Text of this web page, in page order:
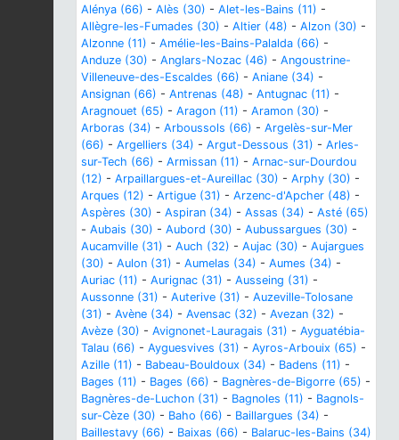
Alénya (66) - Alès (30) - Alet-les-Bains (11) -
Allègre-les-Fumades (30) - Altier (48) - Alzon (30) -
Alzonne (11) - Amélie-les-Bains-Palalda (66) -
Anduze (30) - Anglars-Nozac (46) - Angoustrine-
Villeneuve-des-Escaldes (66) - Aniane (34) -
Ansignan (66) - Antrenas (48) - Antugnac (11) -
Aragnouet (65) - Aragon (11) - Aramon (30) -
Arboras (34) - Arboussols (66) - Argelès-sur-Mer
(66) - Argelliers (34) - Argut-Dessous (31) - Arles-
sur-Tech (66) - Armissan (11) - Arnac-sur-Dourdou
(12) - Arpaillargues-et-Aureillac (30) - Arphy (30) -
Arques (12) - Artigue (31) - Arzenc-d'Apcher (48) -
Aspères (30) - Aspiran (34) - Assas (34) - Asté (65)
- Aubais (30) - Aubord (30) - Aubussargues (30) -
Aucamville (31) - Auch (32) - Aujac (30) - Aujargues
(30) - Aulon (31) - Aumelas (34) - Aumes (34) -
Auriac (11) - Aurignac (31) - Ausseing (31) -
Aussonne (31) - Auterive (31) - Auzeville-Tolosane
(31) - Avène (34) - Avensac (32) - Avezan (32) -
Avèze (30) - Avignonet-Lauragais (31) - Ayguatébia-
Talau (66) - Ayguesvives (31) - Ayros-Arbouix (65) -
Azille (11) - Babeau-Bouldoux (34) - Badens (11) -
Bages (11) - Bages (66) - Bagnères-de-Bigorre (65) -
Bagnères-de-Luchon (31) - Bagnoles (11) - Bagnols-
sur-Cèze (30) - Baho (66) - Baillargues (34) -
Baillestavy (66) - Baixas (66) - Balaruc-les-Bains (34)